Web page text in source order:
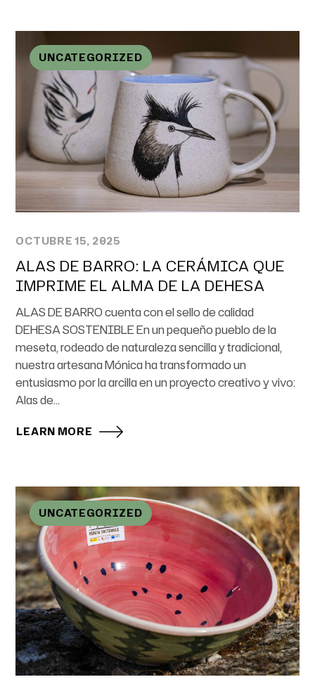
UNCATEGORIZED
OCTUBRE 15, 2025
ALAS DE BARRO: LA CERÁMICA QUE
IMPRIME EL ALMA DE LA DEHESA
ALAS DE BARRO cuenta con el sello de calidad
DEHESA SOSTENIBLE En un pequeño pueblo de la
meseta, rodeado de naturaleza sencilla y tradicional,
nuestra artesana Mónica ha transformado un
entusiasmo por la arcilla en un proyecto creativo y vivo:
Alas de...
LEARN MORE
UNCATEGORIZED